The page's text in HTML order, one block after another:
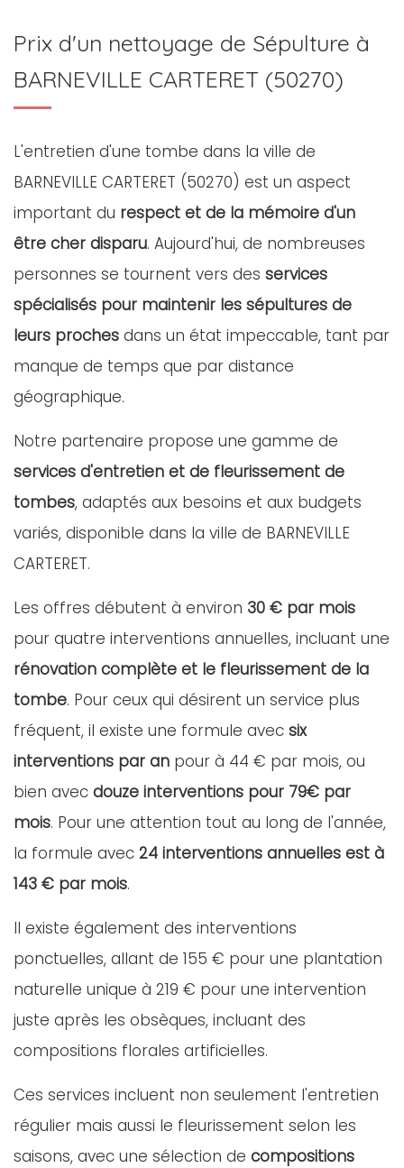
Prix d'un nettoyage de Sépulture à
BARNEVILLE CARTERET (50270)
L'entretien d'une tombe dans la ville de
BARNEVILLE CARTERET (50270) est un aspect
important du respect et de la mémoire d'un
être cher disparu. Aujourd'hui, de nombreuses
personnes se tournent vers des services
spécialisés pour maintenir les sépultures de
leurs proches dans un état impeccable, tant par
manque de temps que par distance
géographique.
Notre partenaire propose une gamme de
services d'entretien et de fleurissement de
tombes, adaptés aux besoins et aux budgets
variés, disponible dans la ville de BARNEVILLE
CARTERET.
Les offres débutent à environ 30 € par mois
pour quatre interventions annuelles, incluant une
rénovation complète et le fleurissement de la
tombe. Pour ceux qui désirent un service plus
fréquent, il existe une formule avec six
interventions par an pour à 44 € par mois, ou
bien avec douze interventions pour 79€ par
mois. Pour une attention tout au long de l'année,
la formule avec 24 interventions annuelles est à
143 € par mois.
Il existe également des interventions
ponctuelles, allant de 155 € pour une plantation
naturelle unique à 219 € pour une intervention
juste après les obsèques, incluant des
compositions florales artificielles.
Ces services incluent non seulement l'entretien
régulier mais aussi le fleurissement selon les
saisons, avec une sélection de compositions